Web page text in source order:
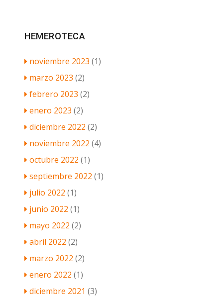
HEMEROTECA
noviembre 2023 (1)
marzo 2023 (2)
febrero 2023 (2)
enero 2023 (2)
diciembre 2022 (2)
noviembre 2022 (4)
octubre 2022 (1)
septiembre 2022 (1)
julio 2022 (1)
junio 2022 (1)
mayo 2022 (2)
abril 2022 (2)
marzo 2022 (2)
enero 2022 (1)
diciembre 2021 (3)